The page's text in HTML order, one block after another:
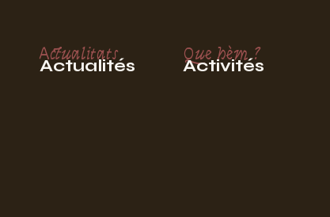
Actualitats
Actualités
Que hèm ?
Activités